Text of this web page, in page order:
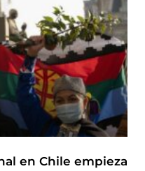
en Chile empieza